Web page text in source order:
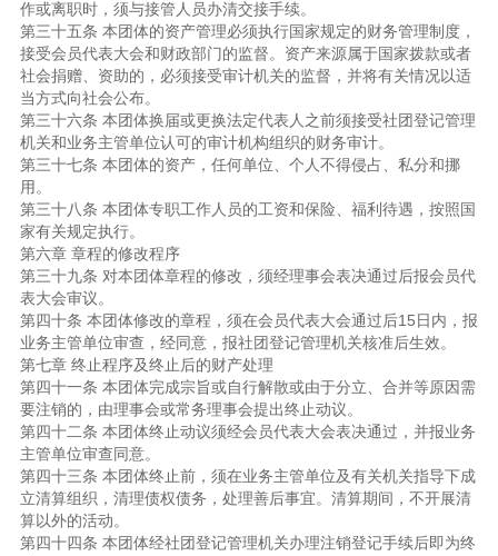
作或离职时，须与接管人员办清交接手续。
第三十五条 本团体的资产管理必须执行国家规定的财务管理制度，
接受会员代表大会和财政部门的监督。资产来源属于国家拨款或者
社会捐赠、资助的，必须接受审计机关的监督，并将有关情况以适
当方式向社会公布。
第三十六条 本团体换届或更换法定代表人之前须接受社团登记管理
机关和业务主管单位认可的审计机构组织的财务审计。
第三十七条 本团体的资产，任何单位、个人不得侵占、私分和挪
用。
第三十八条 本团体专职工作人员的工资和保险、福利待遇，按照国
家有关规定执行。
第六章 章程的修改程序
第三十九条 对本团体章程的修改，须经理事会表决通过后报会员代
表大会审议。
第四十条 本团体修改的章程，须在会员代表大会通过后15日内，报
业务主管单位审查，经同意，报社团登记管理机关核准后生效。
第七章 终止程序及终止后的财产处理
第四十一条 本团体完成宗旨或自行解散或由于分立、合并等原因需
要注销的，由理事会或常务理事会提出终止动议。
第四十二条 本团体终止动议须经会员代表大会表决通过，并报业务
主管单位审查同意。
第四十三条 本团体终止前，须在业务主管单位及有关机关指导下成
立清算组织，清理债权债务，处理善后事宜。清算期间，不开展清
算以外的活动。
第四十四条 本团体经社团登记管理机关办理注销登记手续后即为终